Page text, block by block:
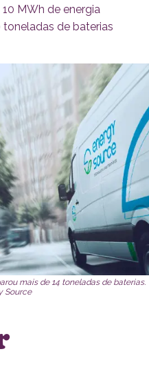
MWh de energia
de baterias
mais de 14 toneladas de baterias.
Source